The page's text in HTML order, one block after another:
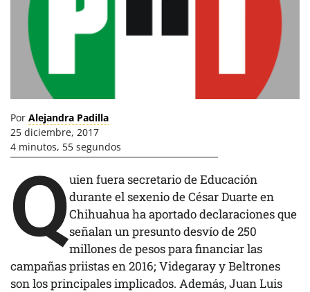
Por Alejandra Padilla
25 diciembre, 2017
4 minutos, 55 segundos
Quien fuera secretario de Educación
durante el sexenio de César Duarte en
Chihuahua ha aportado declaraciones que
señalan un presunto desvío de 250
millones de pesos para financiar las
campañas priistas en 2016; Videgaray y Beltrones
son los principales implicados. Además, Juan Luis